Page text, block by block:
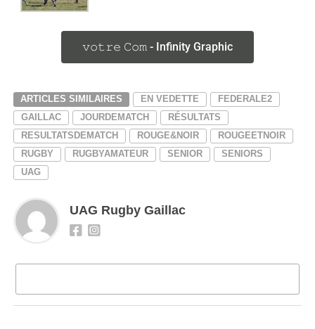
𝚟𝚘𝚝𝚛𝚎 𝙲𝚘𝚖 - Infinity Graphic
ARTICLES SIMILAIRES EN VEDETTE
FEDERALE2
GAILLAC
JOURDEMATCH
RÉSULTATS
RESULTATSDEMATCH
ROUGE&NOIR
ROUGEETNOIR
RUGBY
RUGBYAMATEUR SENIOR
SENIORS
UAG
UAG Rugby Gaillac